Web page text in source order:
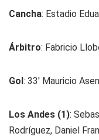
Cancha: Estadio
Árbitro: Fabricio
Gol: 33' Mauricio
Los Andes (1):
Rodríguez, Daniel